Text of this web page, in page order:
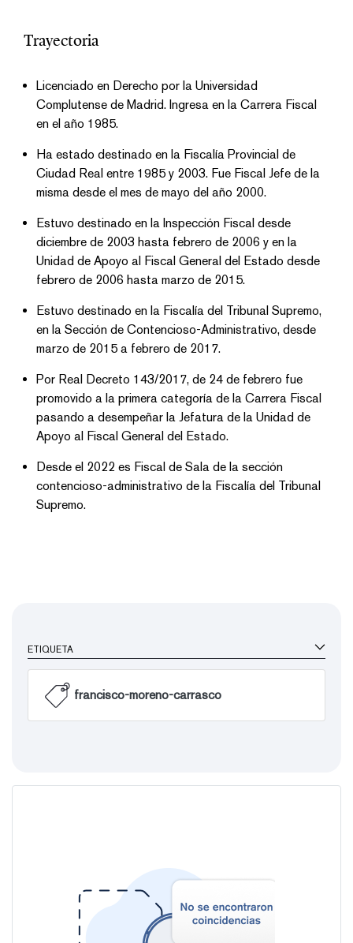
Trayectoria
Licenciado en Derecho por la Universidad
Complutense de Madrid. Ingresa en la Carrera Fiscal
en el año 1985.
Ha estado destinado en la Fiscalía Provincial de
Ciudad Real entre 1985 y 2003. Fue Fiscal Jefe de la
misma desde el mes de mayo del año 2000.
Estuvo destinado en la Inspección Fiscal desde
diciembre de 2003 hasta febrero de 2006 y en la
Unidad de Apoyo al Fiscal General del Estado desde
febrero de 2006 hasta marzo de 2015.
Estuvo destinado en la Fiscalía del Tribunal Supremo,
en la Sección de Contencioso-Administrativo, desde
marzo de 2015 a febrero de 2017.
Por Real Decreto 143/2017, de 24 de febrero fue
promovido a la primera categoría de la Carrera Fiscal
pasando a desempeñar la Jefatura de la Unidad de
Apoyo al Fiscal General del Estado.
Desde el 2022 es Fiscal de Sala de la sección
contencioso-administrativo de la Fiscalía del Tribunal
Supremo.
ETIQUETA
francisco-moreno-carrasco